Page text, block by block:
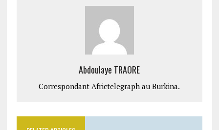
Abdoulaye TRAORE
Correspondant Africtelegraph au Burkina.